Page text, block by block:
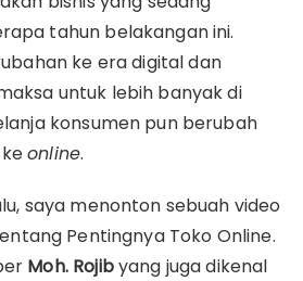
tahun belakangan ini.
ke era digital dan
untuk lebih banyak di
konsumen pun berubah
keonline.
saya menonton sebuah video
Pentingnya Toko Online.
Moh. Rojibyang juga dikenal